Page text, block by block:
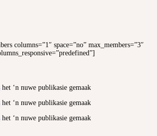
columns=”1″ space=”no” max_members=”3″
het ‘n nuwe publikasie gemaak
het ‘n nuwe publikasie gemaak
het ‘n nuwe publikasie gemaak